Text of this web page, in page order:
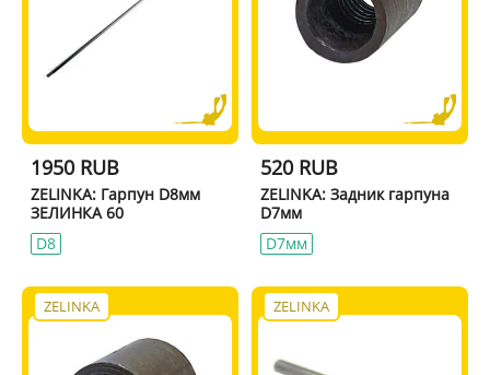
1950 RUB
ZELINKA: Гарпун D8мм
ЗЕЛИНКА 60
D8
520 RUB
ZELINKA: Задник гарпуна
D7мм
D7мм
ZELINKA ZELINKA